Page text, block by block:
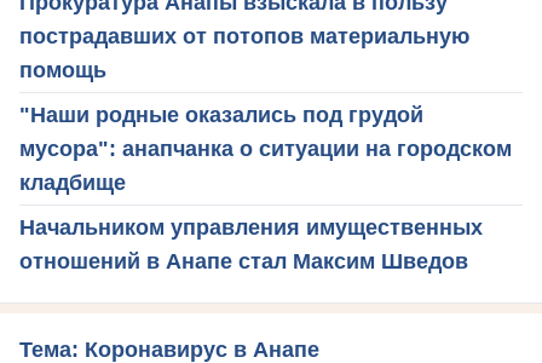
пострадавших от потопов материальную
помощь
"Наши родные оказались под грудой
мусора": анапчанка о ситуации на городском
кладбище
Начальником управления имущественных
отношений в Анапе стал Максим Шведов
Тема: Коронавирус в Анапе